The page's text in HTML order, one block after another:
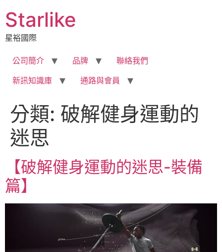
至
要
Starlike
星裕國際
公司簡介 品牌
聯絡我們
新訊知識庫
通路與會員
分類: 破解健身運動的
迷思
【破解健身運動的迷思-裝備
篇】